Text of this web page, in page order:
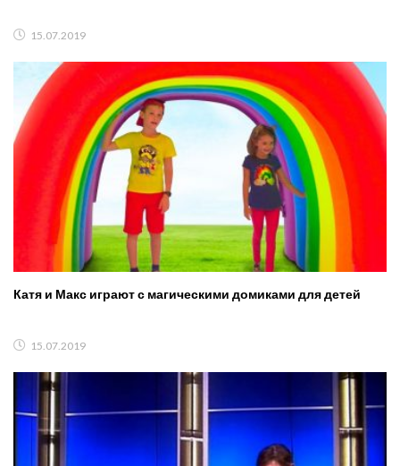
15.07.2019
Катя и Макс играют с магическими домиками для детей
15.07.2019